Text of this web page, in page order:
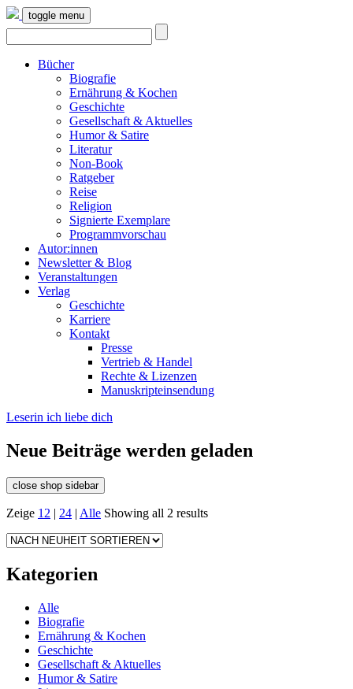
toggle menu
Bücher
Biografie
Ernährung & Kochen
Geschichte
Gesellschaft & Aktuelles
Humor & Satire
Literatur
Non-Book
Ratgeber
Reise
Religion
Signierte Exemplare
Programmvorschau
Autor:innen
Newsletter & Blog
Veranstaltungen
Verlag
Geschichte
Karriere
Kontakt
Presse
Vertrieb & Handel
Rechte & Lizenzen
Manuskripteinsendung
Leserin ich liebe dich
Neue Beiträge werden geladen
close shop sidebar
Zeige 12 | 24 | Alle Showing all 2 results
Kategorien
Alle
Biografie
Ernährung & Kochen
Geschichte
Gesellschaft & Aktuelles
Humor & Satire